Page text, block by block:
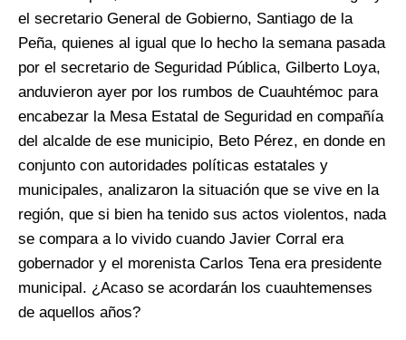
el secretario General de Gobierno, Santiago de la
Peña, quienes al igual que lo hecho la semana pasada
por el secretario de Seguridad Pública, Gilberto Loya,
anduvieron ayer por los rumbos de Cuauhtémoc para
encabezar la Mesa Estatal de Seguridad en compañía
del alcalde de ese municipio, Beto Pérez, en donde en
conjunto con autoridades políticas estatales y
municipales, analizaron la situación que se vive en la
región, que si bien ha tenido sus actos violentos, nada
se compara a lo vivido cuando Javier Corral era
gobernador y el morenista Carlos Tena era presidente
municipal. ¿Acaso se acordarán los cuauhtemenses
de aquellos años?